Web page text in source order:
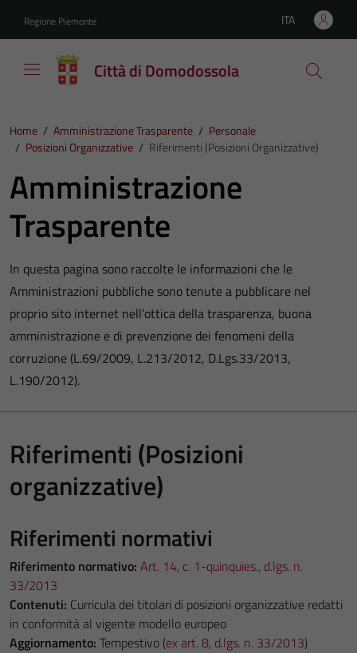
Regione Piemonte Lingua attiva:
ITA
Città di Domodossola
Home / Amministrazione Trasparente / Personale
/ Posizioni Organizzative / Riferimenti (Posizioni Organizzative)
Amministrazione
Trasparente
In questa pagina sono raccolte le informazioni che le
Amministrazioni pubbliche sono tenute a pubblicare nel
proprio sito internet nell’ottica della trasparenza, buona
amministrazione e di prevenzione dei fenomeni della
corruzione (L.69/2009, L.213/2012, D.Lgs.33/2013,
L.190/2012).
Riferimenti (Posizioni
organizzative)
Riferimenti normativi
Riferimento normativo: Art. 14, c. 1-quinquies., d.lgs. n.
33/2013
Contenuti: Curricula dei titolari di posizioni organizzative redatti
in conformità al vigente modello europeo
Aggiornamento: Tempestivo (ex art. 8, d.lgs. n. 33/2013)